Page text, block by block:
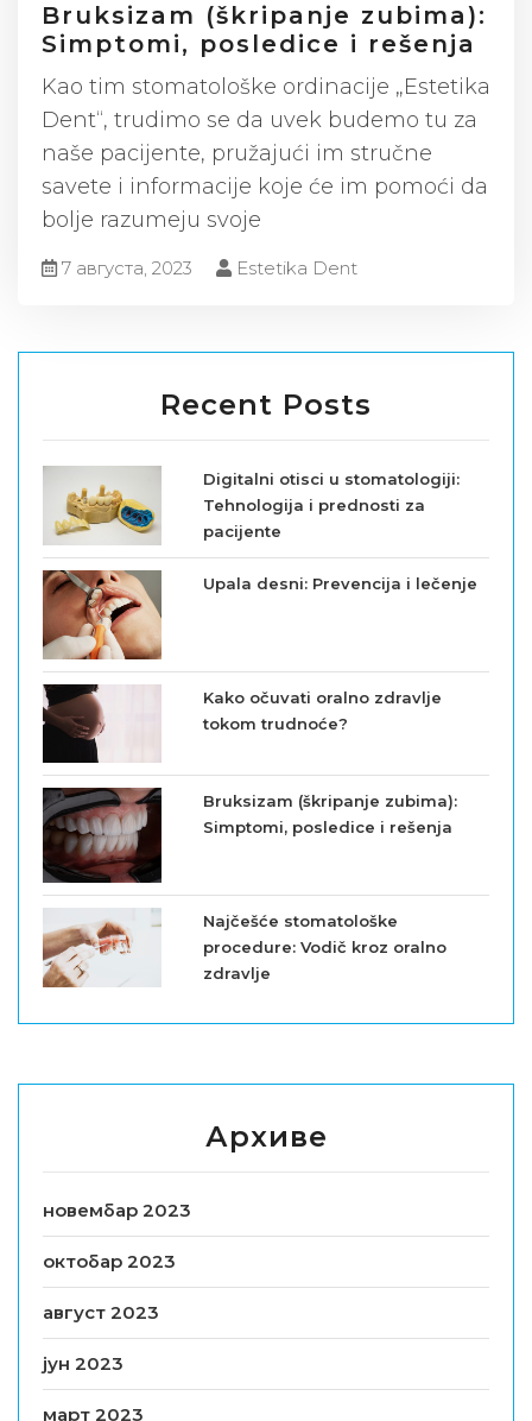
Bruksizam (škripanje zubima):
Simptomi, posledice i rešenja
Kao tim stomatološke ordinacije „Estetika
Dent“, trudimo se da uvek budemo tu za
naše pacijente, pružajući im stručne
savete i informacije koje će im pomoći da
bolje razumeju svoje
7 августа, 2023 Estetika Dent
Recent Posts
Digitalni otisci u stomatologiji:
Tehnologija i prednosti za
pacijente
Upala desni: Prevencija i lečenje
Kako očuvati oralno zdravlje
tokom trudnoće?
Bruksizam (škripanje zubima):
Simptomi, posledice i rešenja
Najčešće stomatološke
procedure: Vodič kroz oralno
zdravlje
Архиве
новембар 2023
октобар 2023
август 2023
јун 2023
март 2023